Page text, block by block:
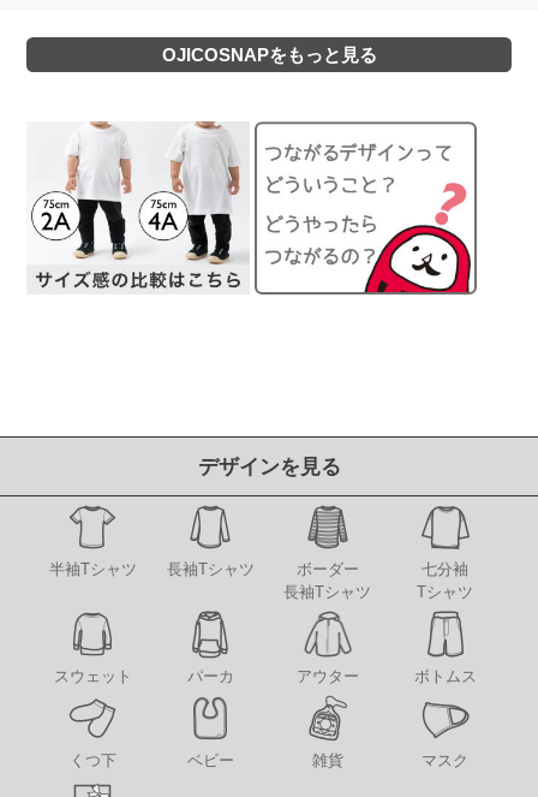
OJICOSNAPをもっと見る
デザインを見る
半袖Tシャツ 長袖Tシャツ
ボーダー
長袖Tシャツ
七分袖
Tシャツ
スウェット パーカ アウター ボトムス
くつ下 ベビー 雑貨 マスク